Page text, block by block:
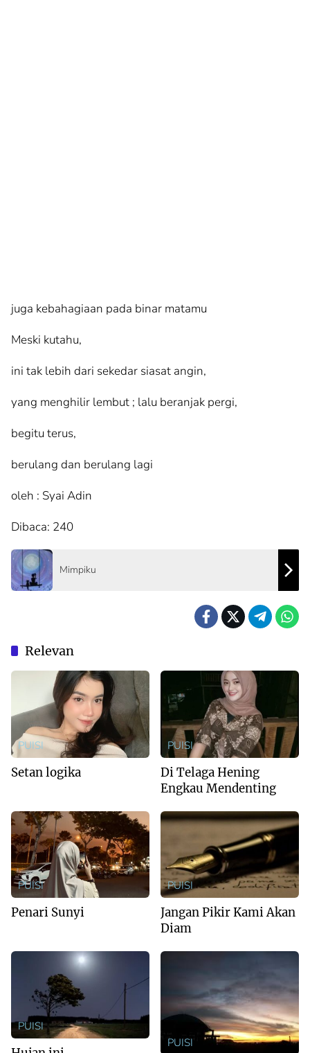
juga kebahagiaan pada binar matamu
Meski kutahu,
ini tak lebih dari sekedar siasat angin,
yang menghilir lembut ; lalu beranjak pergi,
begitu terus,
berulang dan berulang lagi
oleh : Syai Adin
Dibaca: 240
Mimpiku
Relevan
PUISI
Setan logika
PUISI
Di Telaga Hening
Engkau Mendenting
PUISI
Penari Sunyi
PUISI
Jangan Pikir Kami Akan
Diam
PUISI
PUISI